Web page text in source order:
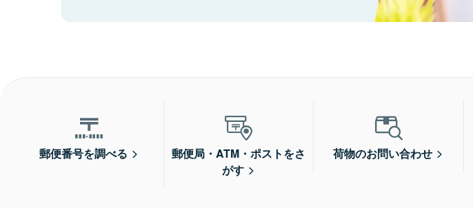
郵便番号を調べる
郵便局・ATM・ポストをさ
がす
荷物のお問い合わせ